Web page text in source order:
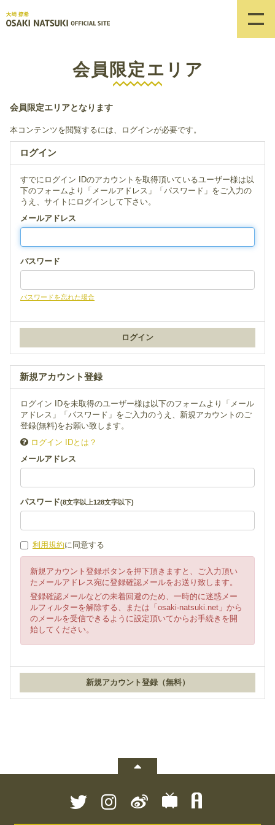
会員限定エリア
会員限定エリアとなります
本コンテンツを閲覧するには、ログインが必要です。
ログイン
すでにログイン IDのアカウントを取得頂いているユーザー様は以
下のフォームより「メールアドレス」「パスワード」をご入力の
うえ、サイトにログインして下さい。
メールアドレス
パスワード
パスワードを忘れた場合
新規アカウント登録
ログイン IDを未取得のユーザー様は以下のフォームより「メール
アドレス」「パスワード」をご入力のうえ、新規アカウントのご
登録(無料)をお願い致します。
ログイン IDとは？
メールアドレス
パスワード(8文字以上128文字以下)
利用規約に同意する
新規アカウント登録ボタンを押下頂きますと、ご入力頂い
たメールアドレス宛に登録確認メールをお送り致します。
登録確認メールなどの未着回避のため、一時的に迷惑メー
ルフィルターを解除する、または「osaki-natsuki.net」から
のメールを受信できるように設定頂いてからお手続きを開
始してください。